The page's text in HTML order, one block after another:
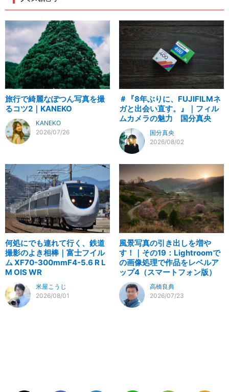
旅行で綺麗なぽつん写真を撮
るコツ2｜KANEKO
KANEKO
2026/07/26
＃『8年ぶりに、FUJIFILMネ
ガと出会い直す。』｜フィル
ムカメラの魅力 国分真央
国分真央
2026/08/02
何処にでも連れて行く、鉄道
撮影のよき相棒｜富士フイル
ム XF70-300mmF4-5.6 R L
M OIS WR
米屋こうじ
2026/08/01
風景写真の引き出しを増や
す！｜その19：Lightroomで
の画像処理で作品をレベルア
ップ4（スマートフォン版）
高橋良典
2026/07/23